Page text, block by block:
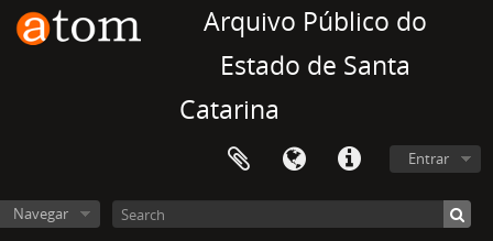
Arquivo Público do
Estado de Santa
Catarina
Entrar
Navegar